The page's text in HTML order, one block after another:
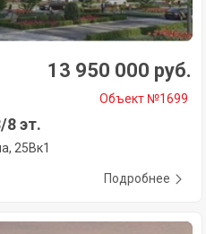
13 950 000 руб.
Объект №1699
8 эт.
25Вк1
Подробнее